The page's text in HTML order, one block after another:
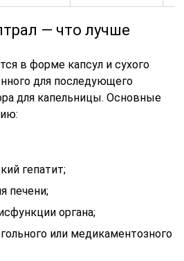
— что лучше
в форме капсул и сухого
для последующего
для капельницы. Основные
гепатит;
печени;
органа;
или медикаментозного